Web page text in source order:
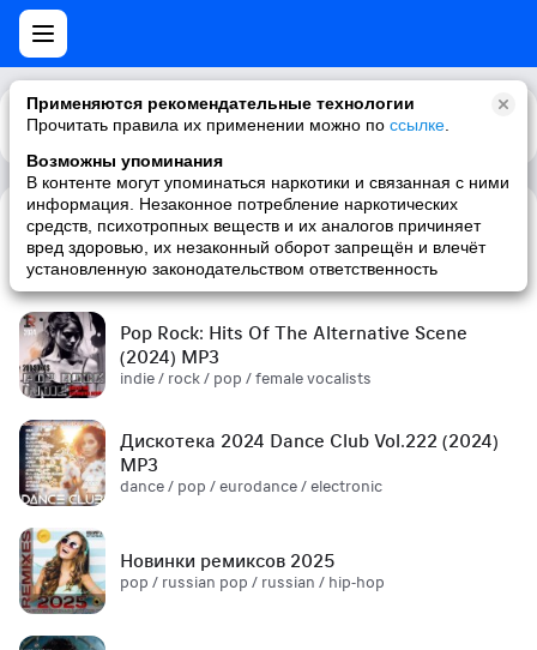
Применяются рекомендательные технологии
Прочитать правила их применении можно по ссылке
Возможны упоминания
В контенте могут упоминаться наркотики и связанная с ними
информация. Незаконное потребление наркотических
средств, психотропных веществ и их аналогов причиняет
вред здоровью, их незаконный оборот запрещён и влечёт
установленную законодательством ответственность
Каталог Рекомендации
Сборник! '90s (2024) MP3
pop / russian pop / russian / '90s
Pop Rock: Hits Of The Alternative Scene
(2024) MP3
indie / rock / pop / female vocalists
Дискотека 2024 Dance Club Vol.222 (2024)
MP3
dance / pop / eurodance / electronic
Новинки ремиксов 2025
pop / russian pop / russian / hip-hop